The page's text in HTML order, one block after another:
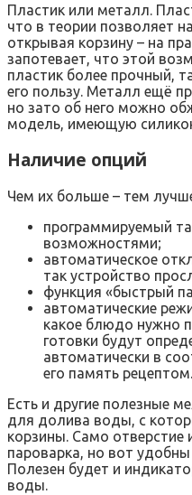
Пластик или металл.
что в теории позволяет
открывая корзину – на
запотевает, что этой
пластик более прочный,
его пользу. Металл ещё
но зато об него можно
модель, имеющую
Наличие опций
Чем их больше – тем
программируемый
возможностями;
автоматическое
так устройство
функция «быстрый
автоматические
какое блюдо нужно
готовки будут
автоматически в
его память рецептом.
Есть и другие полезные
для долива воды, с
корзины. Само отверстие
пароварка, но вот
Полезен будет и
воды.